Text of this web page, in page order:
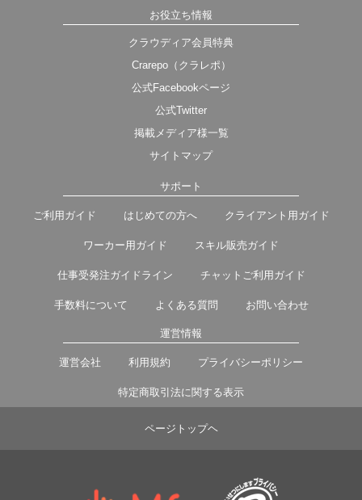
お役立ち情報
クラウディア会員特典
Crarepo（クラレポ）
公式Facebookページ
公式Twitter
掲載メディア様一覧
サイトマップ
サポート
ご利用ガイド はじめての方へ クライアント用ガイド
ワーカー用ガイド スキル販売ガイド
仕事受発注ガイドライン チャットご利用ガイド
手数料について よくある質問 お問い合わせ
運営情報
運営会社 利用規約 プライバシーポリシー
特定商取引法に関する表示
ページトップヘ